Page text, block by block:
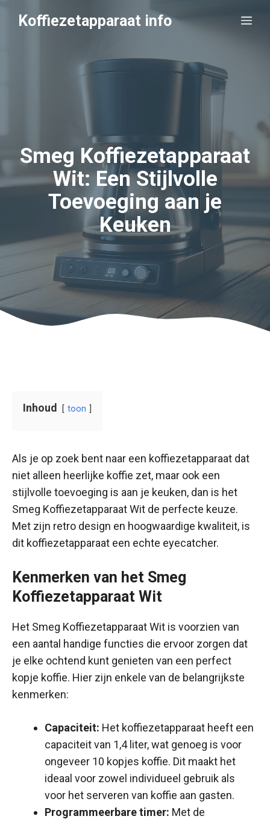
naarKoffiezetapparaat info
Smeg Koffiezetapparaat
Wit: Een Stijlvolle
Toevoeging aan je
Keuken
Inhoud toon
Als je op zoek bent naar een koffiezetapparaat dat
niet alleen heerlijke koffie zet, maar ook een
stijlvolle toevoeging is aan je keuken, dan is het
Smeg Koffiezetapparaat Wit de perfecte keuze.
Met zijn retro design en hoogwaardige kwaliteit, is
dit koffiezetapparaat een echte eyecatcher.
Kenmerken van het Smeg
Koffiezetapparaat Wit
Het Smeg Koffiezetapparaat Wit is voorzien van
een aantal handige functies die ervoor zorgen dat
je elke ochtend kunt genieten van een perfect
kopje koffie. Hier zijn enkele van de belangrijkste
kenmerken:
Capaciteit: Het koffiezetapparaat heeft een
capaciteit van 1,4 liter, wat genoeg is voor
ongeveer 10 kopjes koffie. Dit maakt het
ideaal voor zowel individueel gebruik als
voor het serveren van koffie aan gasten.
Programmeerbare timer: Met de